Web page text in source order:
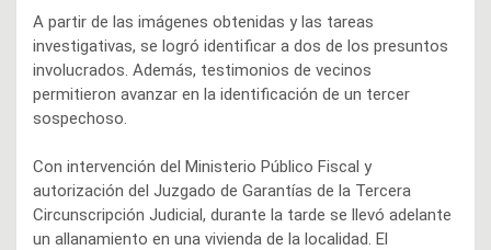
A partir de las imágenes obtenidas y las tareas
investigativas, se logró identificar a dos de los presuntos
involucrados. Además, testimonios de vecinos
permitieron avanzar en la identificación de un tercer
sospechoso.
Con intervención del Ministerio Público Fiscal y
autorización del Juzgado de Garantías de la Tercera
Circunscripción Judicial, durante la tarde se llevó adelante
un allanamiento en una vivienda de la localidad. El